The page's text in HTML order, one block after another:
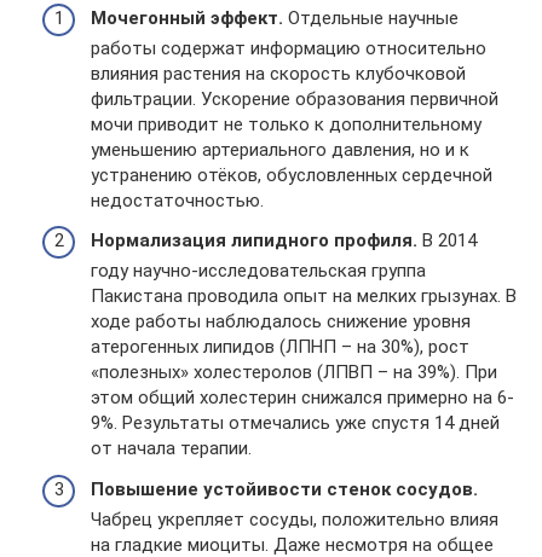
Мочегонный эффект. Отдельные научные
работы содержат информацию относительно
влияния растения на скорость клубочковой
фильтрации. Ускорение образования первичной
мочи приводит не только к дополнительному
уменьшению артериального давления, но и к
устранению отёков, обусловленных сердечной
недостаточностью.
Нормализация липидного профиля. В 2014
году научно-исследовательская группа
Пакистана проводила опыт на мелких грызунах. В
ходе работы наблюдалось снижение уровня
атерогенных липидов (ЛПНП – на 30%), рост
«полезных» холестеролов (ЛПВП – на 39%). При
этом общий холестерин снижался примерно на 6-
9%. Результаты отмечались уже спустя 14 дней
от начала терапии.
Повышение устойивости стенок сосудов.
Чабрец укрепляет сосуды, положительно влияя
на гладкие миоциты. Даже несмотря на общее